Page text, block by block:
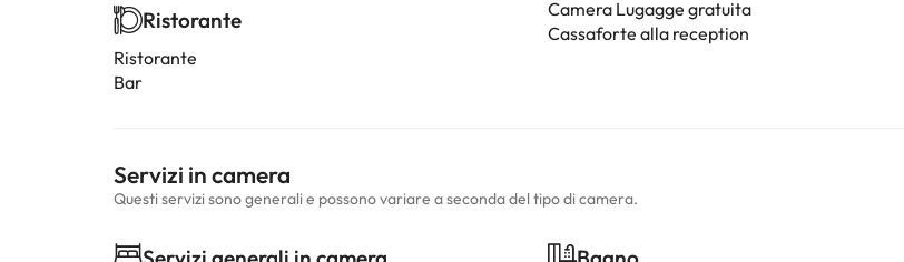
Ristorante
Ristorante
Bar
Camera Lugagge gratuita
Cassaforte alla reception
Servizi in camera
Questi servizi sono generali e possono variare a seconda del tipo di camera.